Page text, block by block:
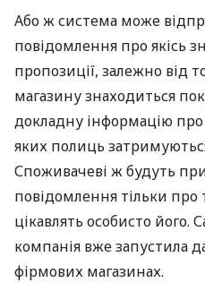
Або ж система може
повідомлення про якісь
пропозиції, залежно від
магазину знаходиться
докладну інформацію про
яких полиць
Споживачеві ж будуть
повідомлення тільки про
цікавлять особисто його.
компанія вже запустила
фірмових магазинах.